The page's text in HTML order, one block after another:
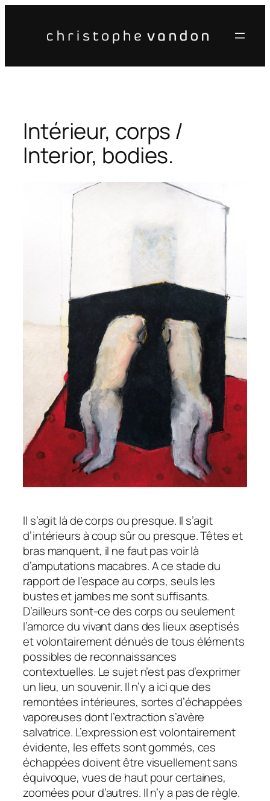
contenu
Intérieur, corps /
Interior, bodies.
ll s’agit là de corps ou presque. Il s’agit
d’intérieurs à coup sûr ou presque. Têtes et
bras manquent, il ne faut pas voir là
d’amputations macabres. A ce stade du
rapport de l’espace au corps, seuls les
bustes et jambes me sont suffisants.
D’ailleurs sont-ce des corps ou seulement
l’amorce du vivant dans des lieux aseptisés
et volontairement dénués de tous éléments
possibles de reconnaissances
contextuelles. Le sujet n’est pas d’exprimer
un lieu, un souvenir. Il n’y a ici que des
remontées intérieures, sortes d’échappées
vaporeuses dont l’extraction s’avère
salvatrice. L’expression est volontairement
évidente, les effets sont gommés, ces
échappées doivent être visuellement sans
équivoque, vues de haut pour certaines,
zoomées pour d’autres. Il n’y a pas de règle.